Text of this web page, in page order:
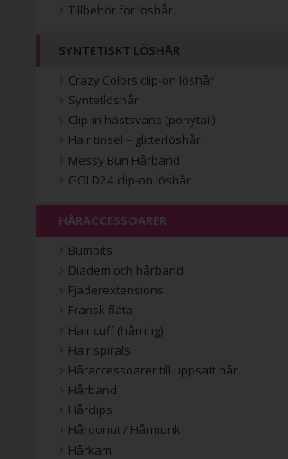
Tillbehör för löshår
SYNTETISKT LÖSHÅR
Crazy Colors clip-on löshår
Syntetlöshår
Clip-in hästsvans (ponytail)
Hair tinsel – glitterlöshår
Messy Bun Hårband
GOLD24 clip-on löshår
HÅRACCESSOARER
Bumpits
Diadem och hårband
Fjäderextensions
Fransk fläta
Hair cuff (hårring)
Hair spirals
Håraccessoarer till uppsatt hår
Hårband
Hårclips
Hårdonut / Hårmunk
Hårkam